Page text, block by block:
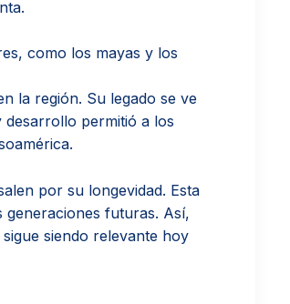
como los mayas y los
la región. Su legado se ve
permitió a los
por su longevidad. Esta
futuras. Así,
siendo relevante hoy